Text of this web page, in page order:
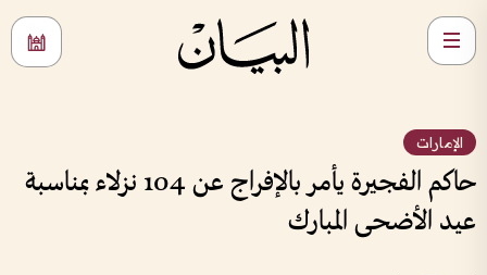
الإمارات
حاكم الفجيرة يأمر بالإفراج عن 104 نزلاء بمناسبة
عيد الأضحى المبارك